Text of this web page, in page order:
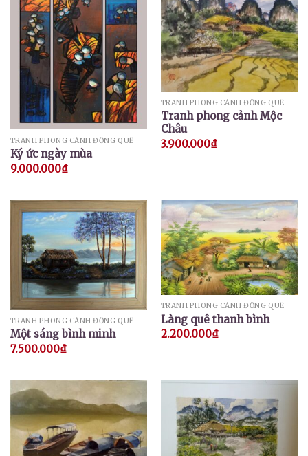
TRANH PHONG CẢNH ĐỒNG QUÊ
Ký ức ngày mùa
9.000.000₫
TRANH PHONG CẢNH ĐỒNG QUÊ
Tranh phong cảnh Mộc
Châu
3.900.000₫
TRANH PHONG CẢNH ĐỒNG QUÊ
Một sáng bình minh
7.500.000₫
TRANH PHONG CẢNH ĐỒNG QUÊ
Làng quê thanh bình
2.200.000₫